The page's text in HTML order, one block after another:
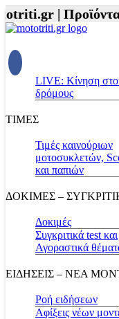
| Προϊόντα
LIVE: Κίνηση
δρόμους
ΤΙΜΕΣ
Τιμές καινούριων
μοτοσυκλετών,
και παπιών
ΔΟΚΙΜΕΣ –
Δοκιμές
Συγκριτικά test και
Αγοραστικά
ΕΙΔΗΣΕΙΣ – ΝΕΑ
Ροή ειδήσεων
Αφίξεις νέων